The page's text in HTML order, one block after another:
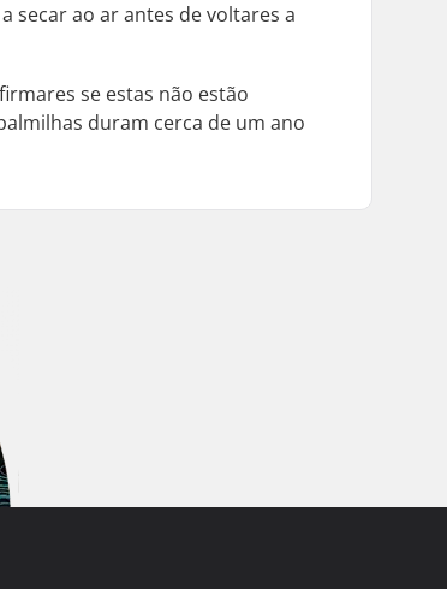
secar ao ar antes de voltares a
se estas não estão
duram cerca de um ano